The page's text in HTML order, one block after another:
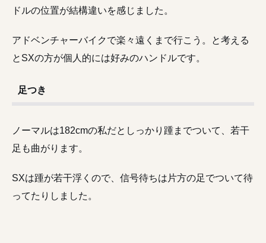
ドルの位置が結構違いを感じました。
アドベンチャーバイクで楽々遠くまで行こう。と考える
とSXの方が個人的には好みのハンドルです。
足つき
ノーマルは182cmの私だとしっかり踵までついて、若干
足も曲がります。
SXは踵が若干浮くので、信号待ちは片方の足でついて待
ってたりしました。